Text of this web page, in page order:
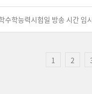
학능력시험일 방송 시간 임
1 2